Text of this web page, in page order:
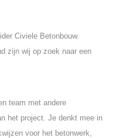
Civiele Betonbouw.
zijn wij op zoek naar een
team met andere
het project. Je denkt mee in
voor het betonwerk,